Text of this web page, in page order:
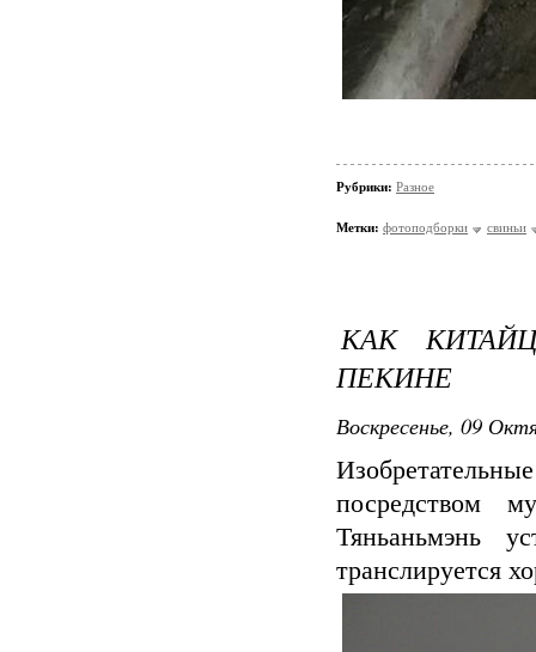
Рубрики: Разное
Метки: фотоподборки свиньи
КАК
ПЕКИНЕ
Воскресенье, 09
посредством
Тяньаньмэнь
транслируется